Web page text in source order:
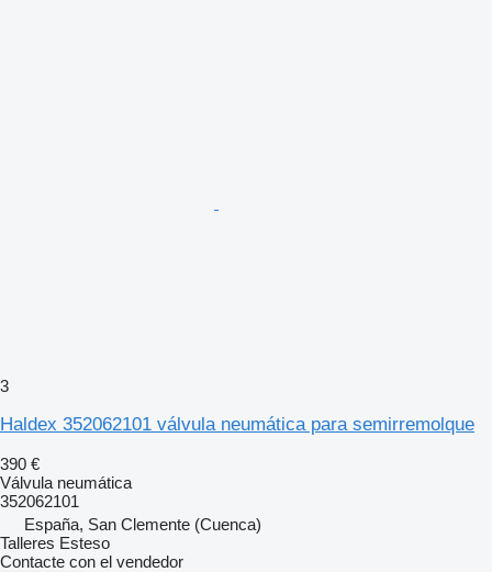
3
Haldex 352062101 válvula neumática para semirremolque
390 €
Válvula neumática
352062101
España, San Clemente (Cuenca)
Talleres Esteso
Contacte con el vendedor